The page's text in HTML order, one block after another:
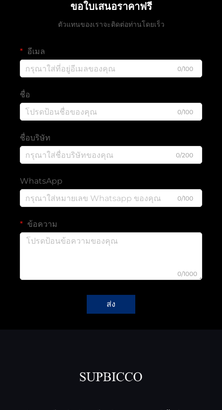
ขอใบเสนอราคาฟรี
ตัวแทนของเราจะติดต่อท่านโดยเร็ว
อีเมล
0/100
ชื่อ
0/100
ชื่อบริษัท
0/200
WhatsApp
0/100
ข้อความ
0/1000
ส่ง